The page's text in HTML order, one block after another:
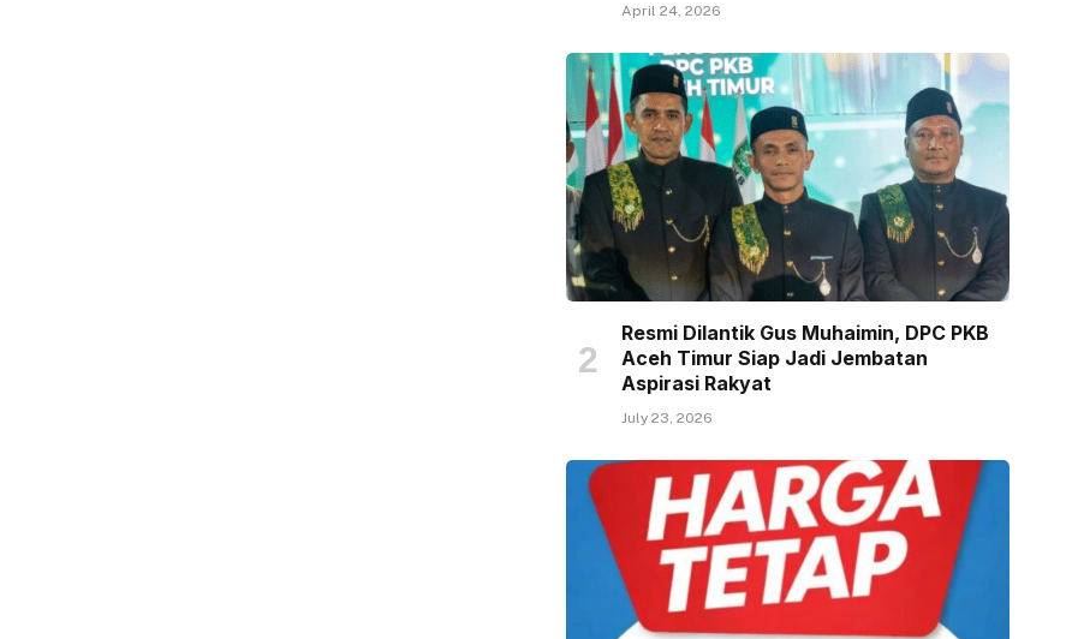
April 24, 2026
Resmi Dilantik Gus Muhaimin, DPC PKB
Aceh Timur Siap Jadi Jembatan
Aspirasi Rakyat
July 23, 2026